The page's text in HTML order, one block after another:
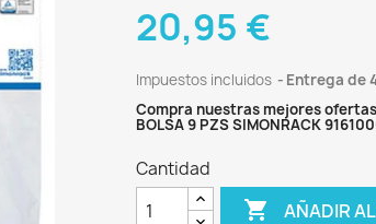
20,95 €
Impuestos incluidos
Entrega de
Compra nuestras mejores ofertas
BOLSA 9 PZS SIMONRACK
Cantidad
 AÑADIR